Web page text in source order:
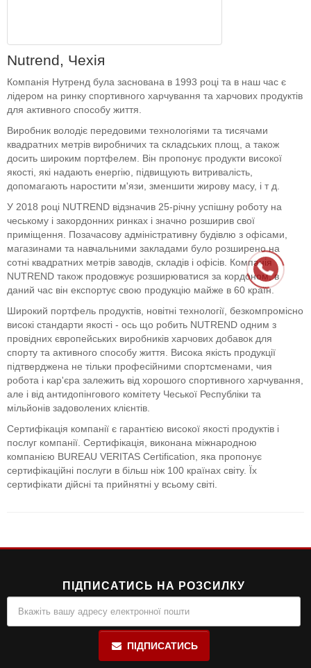
Nutrend, Чехія
Компанія Нутренд була заснована в 1993 році та в наш час є
лідером на ринку спортивного харчування та харчових продуктів
для активного способу життя.
Виробник володіє передовими технологіями та тисячами
квадратних метрів виробничих та складських площ, а також
досить широким портфелем. Він пропонує продукти високої
якості, які надають енергію, підвищують витривалість,
допомагають наростити м'язи, зменшити жирову масу, і т д.
У 2018 році NUTREND відзначив 25-річну успішну роботу на
чеському і закордонних ринках і значно розширив свої
приміщення. Позачасову адміністративну будівлю з офісами,
магазинами та навчальними закладами було розширено на
сотні квадратних метрів заводів, складів і офісів. Компанія
NUTREND також продовжує розширюватися за кордоном; в
даний час він експортує свою продукцію майже в 60 країн.
Широкий портфель продуктів, новітні технології, безкомпромісно
високі стандарти якості - ось що робить NUTREND одним з
провідних європейських виробників харчових добавок для
спорту та активного способу життя. Висока якість продукції
підтверджена не тільки професійними спортсменами, чия
робота і кар'єра залежить від хорошого спортивного харчування,
але і від антидопінгового комітету Чеської Республіки та
мільйонів задоволених клієнтів.
Сертифікація компанії є гарантією високої якості продуктів і
послуг компанії. Сертифікація, виконана міжнародною
компанією BUREAU VERITAS Certification, яка пропонує
сертифікаційні послуги в більш ніж 100 країнах світу. Їх
сертифікати дійсні та прийнятні у всьому світі.
ПІДПИСАТИСЬ НА РОЗСИЛКУ
ПІДПИСАТИСЬ